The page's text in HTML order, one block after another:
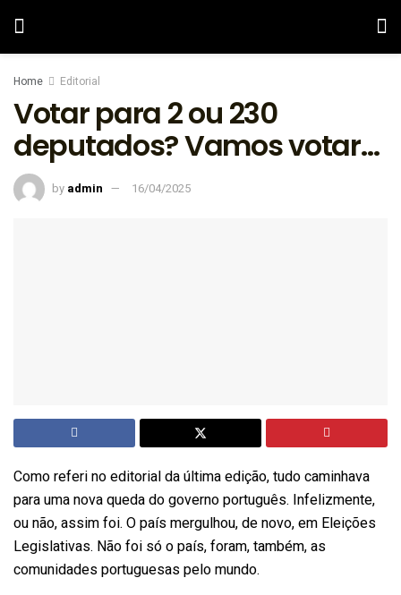
Home Editorial
Votar para 2 ou 230
deputados? Vamos votar…
by admin 16/04/2025
Como referi no editorial da última edição, tudo caminhava
para uma nova queda do governo português. Infelizmente,
ou não, assim foi. O país mergulhou, de novo, em Eleições
Legislativas. Não foi só o país, foram, também, as
comunidades portuguesas pelo mundo.